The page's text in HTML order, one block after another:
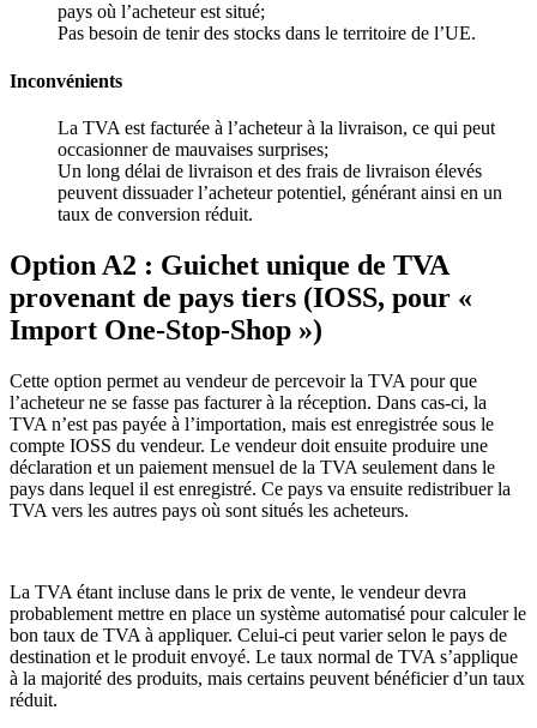
pays où l’acheteur est situé;
Pas besoin de tenir des stocks dans le territoire de l’UE.
Inconvénients
La TVA est facturée à l’acheteur à la livraison, ce qui peut
occasionner de mauvaises surprises;
Un long délai de livraison et des frais de livraison élevés
peuvent dissuader l’acheteur potentiel, générant ainsi en un
taux de conversion réduit.
Option A2 : Guichet unique de TVA
provenant de pays tiers (IOSS, pour «
Import One-Stop-Shop »)
Cette option permet au vendeur de percevoir la TVA pour que
l’acheteur ne se fasse pas facturer à la réception. Dans cas-ci, la
TVA n’est pas payée à l’importation, mais est enregistrée sous le
compte IOSS du vendeur. Le vendeur doit ensuite produire une
déclaration et un paiement mensuel de la TVA seulement dans le
pays dans lequel il est enregistré. Ce pays va ensuite redistribuer la
TVA vers les autres pays où sont situés les acheteurs.
La TVA étant incluse dans le prix de vente, le vendeur devra
probablement mettre en place un système automatisé pour calculer le
bon taux de TVA à appliquer. Celui-ci peut varier selon le pays de
destination et le produit envoyé. Le taux normal de TVA s’applique
à la majorité des produits, mais certains peuvent bénéficier d’un taux
réduit.